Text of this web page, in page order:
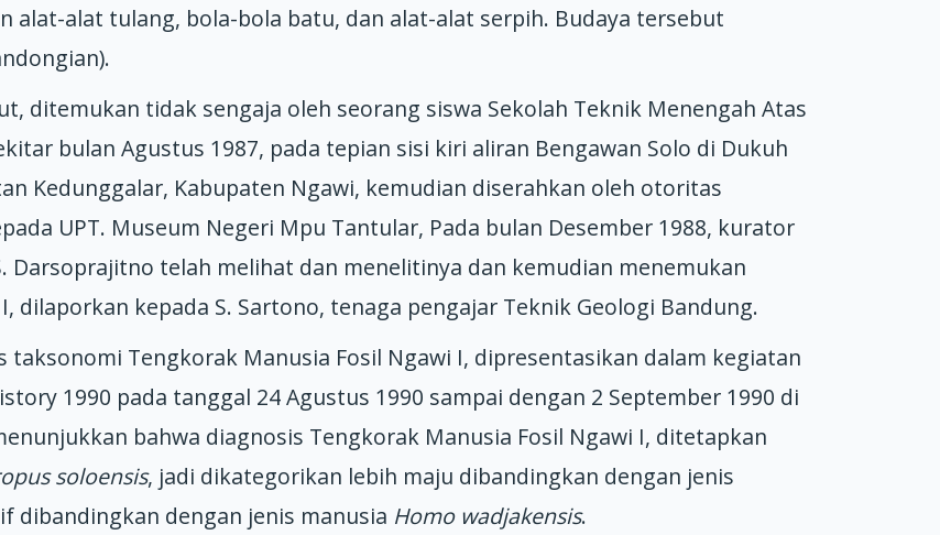
alat-alat tulang, bola-bola batu, dan alat-alat serpih. Budaya tersebut
ditemukan tidak sengaja oleh seorang siswa Sekolah Teknik Menengah Atas
bulan Agustus 1987, pada tepian sisi kiri aliran Bengawan Solo di Dukuh
Kedunggalar, Kabupaten Ngawi, kemudian diserahkan oleh otoritas
UPT. Museum Negeri Mpu Tantular, Pada bulan Desember 1988, kurator
Darsoprajitno telah melihat dan menelitinya dan kemudian menemukan
dilaporkan kepada S. Sartono, tenaga pengajar Teknik Geologi Bandung.
Tengkorak Manusia Fosil Ngawi I, dipresentasikan dalam kegiatan
1990 pada tanggal 24 Agustus 1990 sampai dengan 2 September 1990 di
bahwa diagnosis Tengkorak Manusia Fosil Ngawi I, ditetapkan
soloensis, jadi dikategorikan lebih maju dibandingkan dengan jenis
dibandingkan dengan jenis manusia Homo wadjakensis.